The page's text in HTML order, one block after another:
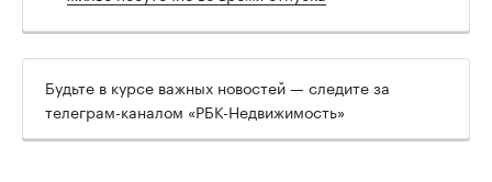
Будьте в курсе важных новостей — следите за
телеграм-каналом «РБК-Недвижимость»